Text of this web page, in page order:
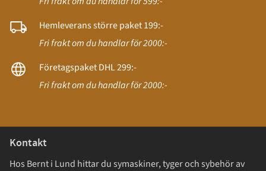
Hemleverans större paket 199:-
Fri frakt om du handlar för 2000:-
Företagspaket DHL 299:-
Fri frakt om du handlar för 2000:-
Kontakt
Hos Bernt i Lund hittar du symaskiner, tyger och sybehör av